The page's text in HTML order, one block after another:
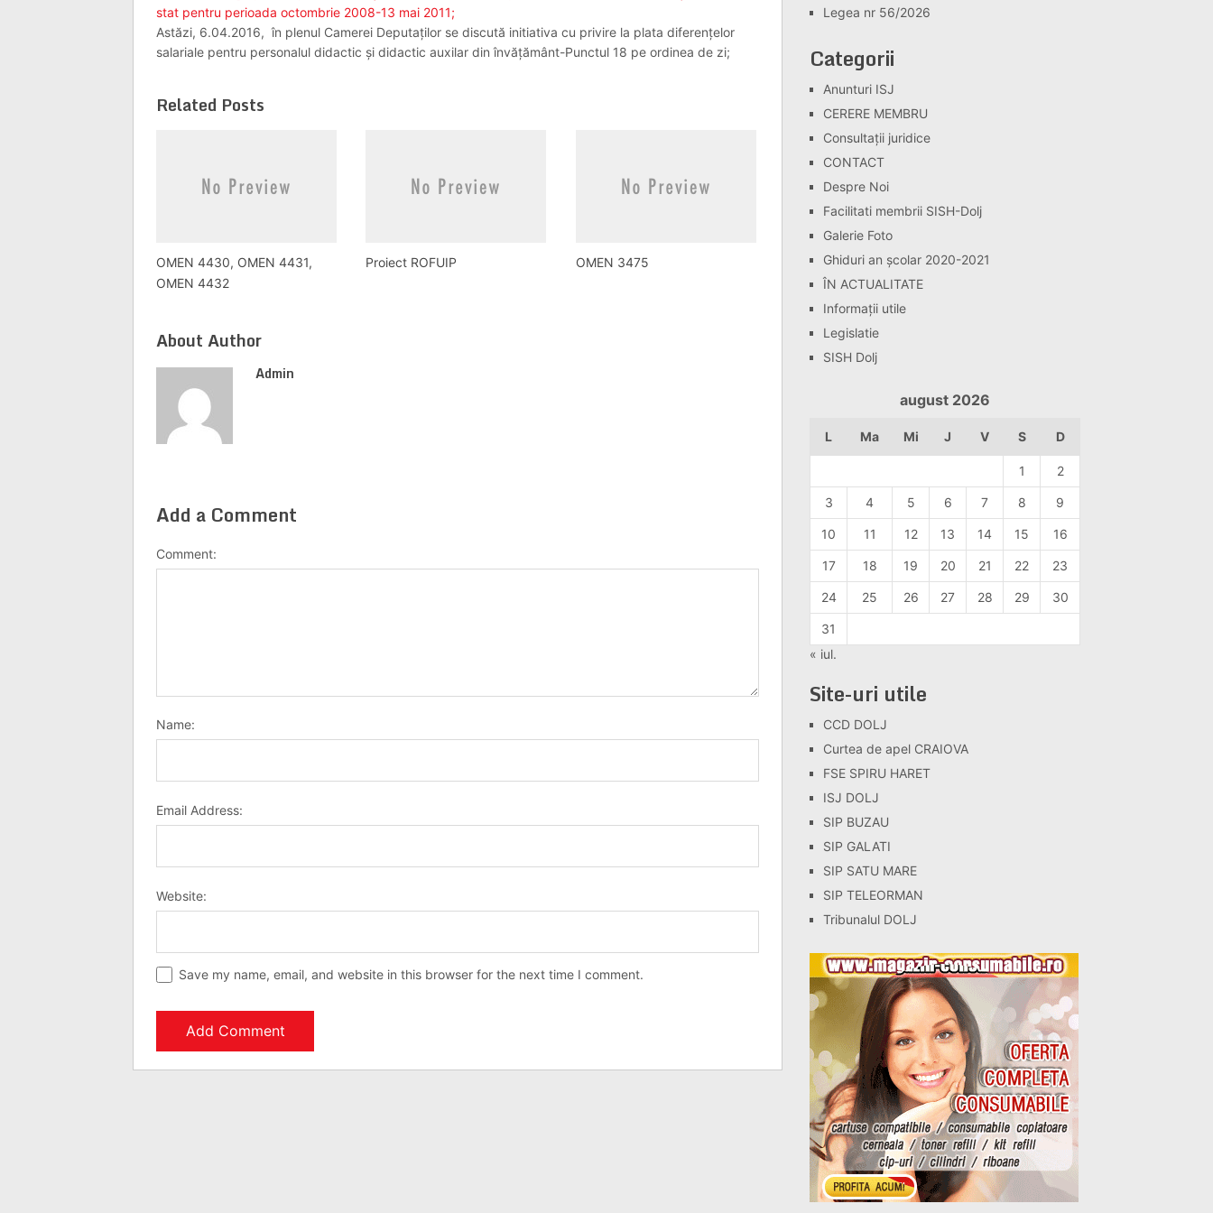
stat pentru perioada octombrie 2008-13 mai 2011;
Astăzi, 6.04.2016, în plenul Camerei Deputaților se discută initiativa cu privire la plata diferențelor
salariale pentru personalul didactic și didactic auxilar din învățământ-Punctul 18 pe ordinea de zi;
Related Posts
OMEN 4430, OMEN 4431,
OMEN 4432
Proiect ROFUIP OMEN 3475
About Author
Admin
Add a Comment
Comment:
Name:
Email Address:
Website:
Save my name, email, and website in this browser for the next time I comment.
Legea nr 56/2026
Categorii
Anunturi ISJ
CERERE MEMBRU
Consultaţii juridice
CONTACT
Despre Noi
Facilitati membrii SISH-Dolj
Galerie Foto
Ghiduri an școlar 2020-2021
ÎN ACTUALITATE
Informaţii utile
Legislatie
SISH Dolj
august 2026
L Ma Mi J V S D
1 2
3 4 5 6 7 8 9
10 11 12 13 14 15 16
17 18 19 20 21 22 23
24 25 26 27 28 29 30
31
« iul.
Site-uri utile
CCD DOLJ
Curtea de apel CRAIOVA
FSE SPIRU HARET
ISJ DOLJ
SIP BUZAU
SIP GALATI
SIP SATU MARE
SIP TELEORMAN
Tribunalul DOLJ